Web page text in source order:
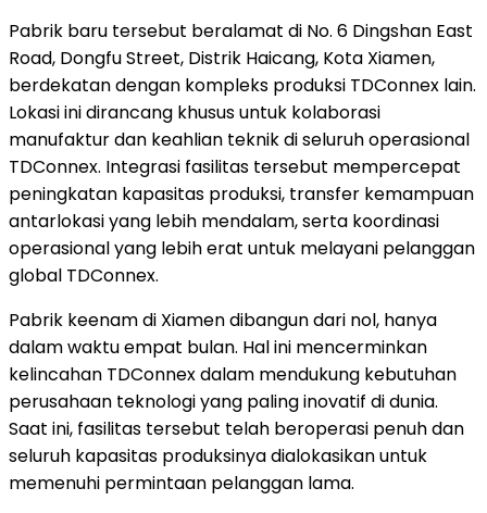
Pabrik baru tersebut beralamat di No. 6 Dingshan East
Road, Dongfu Street, Distrik Haicang, Kota Xiamen,
berdekatan dengan kompleks produksi TDConnex lain.
Lokasi ini dirancang khusus untuk kolaborasi
manufaktur dan keahlian teknik di seluruh operasional
TDConnex. Integrasi fasilitas tersebut mempercepat
peningkatan kapasitas produksi, transfer kemampuan
antarlokasi yang lebih mendalam, serta koordinasi
operasional yang lebih erat untuk melayani pelanggan
global TDConnex.
Pabrik keenam di Xiamen dibangun dari nol, hanya
dalam waktu empat bulan. Hal ini mencerminkan
kelincahan TDConnex dalam mendukung kebutuhan
perusahaan teknologi yang paling inovatif di dunia.
Saat ini, fasilitas tersebut telah beroperasi penuh dan
seluruh kapasitas produksinya dialokasikan untuk
memenuhi permintaan pelanggan lama.